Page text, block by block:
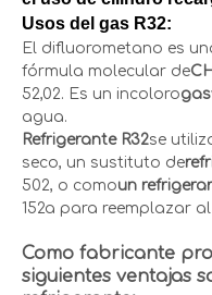
Usos del gas R32:
El difluorometano es
fórmula molecular de
52,02. Es un incolorogas
agua.
Refrigerante R32se
seco, un sustituto de
502, o comoun
152a para reemplazar al
Como fabricante
siguientes ventajas